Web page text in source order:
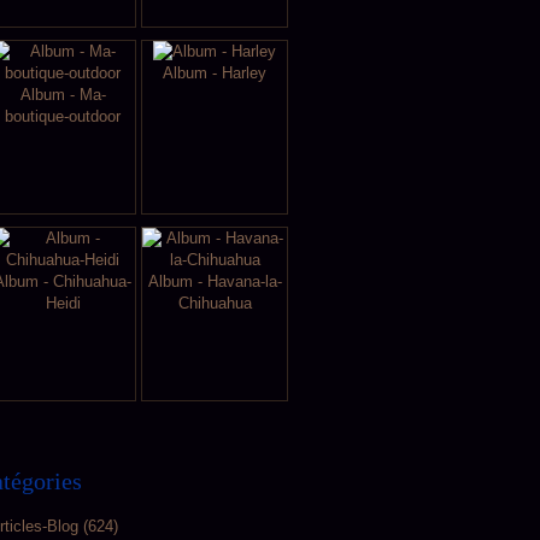
Album - Ma-
boutique-outdoor
Album - Harley
- Chihuahua-
Heidi
Album - Havana-la-
Chihuahua
Blog (624)